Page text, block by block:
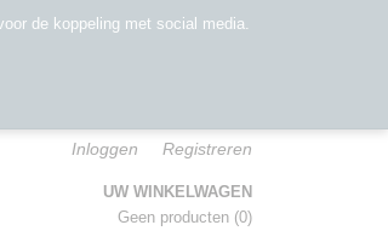
Inloggen Registreren
UW WINKELWAGEN
Geen producten (0)
de koppeling met social media.